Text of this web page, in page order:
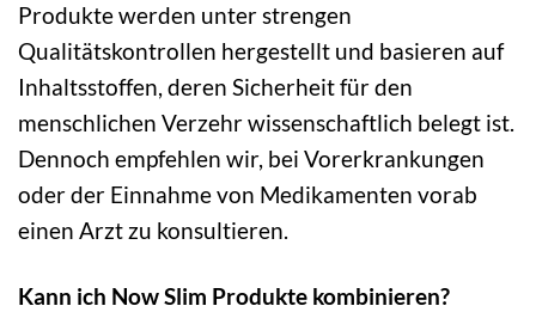
Produkte werden unter strengen
Qualitätskontrollen hergestellt und basieren auf
Inhaltsstoffen, deren Sicherheit für den
menschlichen Verzehr wissenschaftlich belegt ist.
Dennoch empfehlen wir, bei Vorerkrankungen
oder der Einnahme von Medikamenten vorab
einen Arzt zu konsultieren.
Kann ich Now Slim Produkte kombinieren?